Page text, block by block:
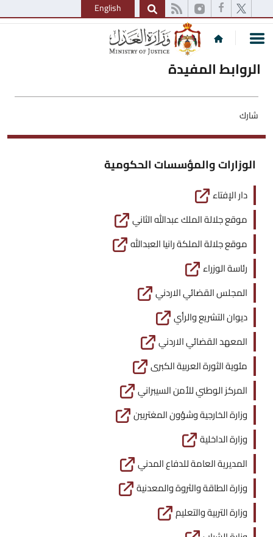
English
الروابط المفيدة
شارك
الوزارات والمؤسسات الحكومية
دار الإفتاء
موقع جلالة الملك عبدالله الثاني
موقع جلالة الملكة رانيا العبدالله
رئاسة الوزراء
المجلس القضائي الاردني
ديوان التشريع والرأي
المعهد القضائي الاردني
مئوية الثورة العربية الكبرى
المركز الوطني للأمن السيبراني
وزارة الخارجية وشؤون المغتربين
وزارة الداخلية
المديرية العامة للدفاع المدني
وزارة الطاقة والثروة والمعدنية
وزارة التربية والتعليم